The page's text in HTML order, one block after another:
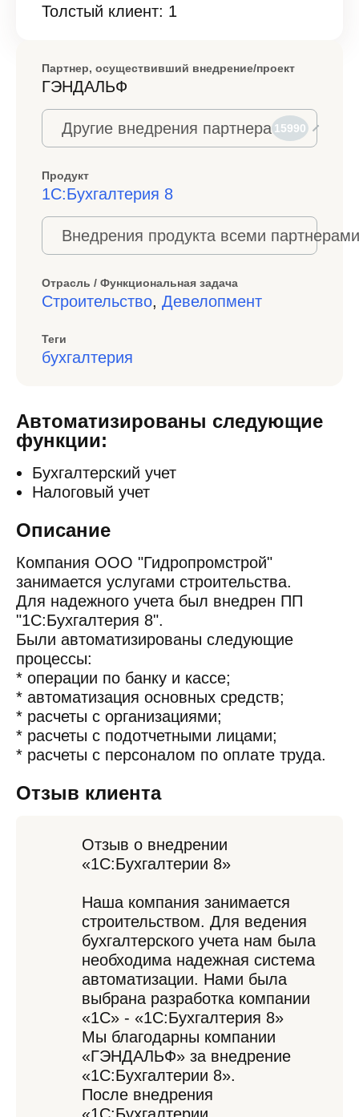
Толстый клиент: 1
Партнер, осуществивший внедрение/проект
ГЭНДАЛЬФ
Другие внедрения партнера 15990
Продукт
1С:Бухгалтерия 8
Внедрения продукта всеми
Отрасль / Функциональная задача
Строительство, Девелопмент
Теги
бухгалтерия
Автоматизированы следующие
функции:
Бухгалтерский учет
Налоговый учет
Описание
Компания ООО "Гидропромстрой"
занимается услугами строительства.
Для надежного учета был внедрен ПП
"1С:Бухгалтерия 8".
Были автоматизированы следующие
процессы:
* операции по банку и кассе;
* автоматизация основных средств;
* расчеты с организациями;
* расчеты с подотчетными лицами;
* расчеты с персоналом по оплате труда.
Отзыв клиента
Отзыв о внедрении
«1С:Бухгалтерии 8»
Наша компания занимается
строительством. Для ведения
бухгалтерского учета нам была
необходима надежная система
автоматизации. Нами была
выбрана разработка компании
«1С» - «1С:Бухгалтерия 8»
Мы благодарны компании
«ГЭНДАЛЬФ» за внедрение
«1С:Бухгалтерии 8».
После внедрения